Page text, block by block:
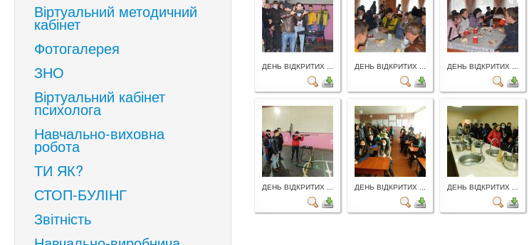
Віртуальний методичний
кабінет
Фотогалерея
ЗНО
Віртуальний кабінет
психолога
Навчально-виховна
робота
ТИ ЯК?
СТОП-БУЛІНГ
Звітність
ДЕНЬ ВІДКРИТИХ ... ДЕНЬ ВІДКРИТИХ ... ДЕНЬ ВІДКРИТИХ ...
ДЕНЬ ВІДКРИТИХ ... ДЕНЬ ВІДКРИТИХ ... ДЕНЬ ВІДКРИТИХ ...